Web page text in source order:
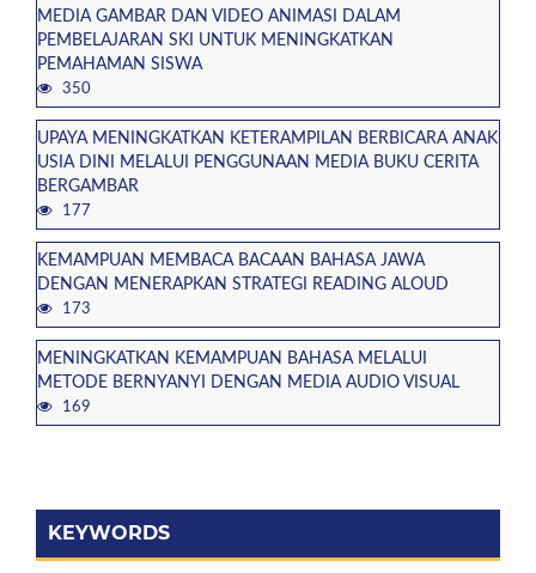
MEDIA GAMBAR DAN VIDEO ANIMASI DALAM
PEMBELAJARAN SKI UNTUK MENINGKATKAN
PEMAHAMAN SISWA
350
UPAYA MENINGKATKAN KETERAMPILAN BERBICARA ANAK
USIA DINI MELALUI PENGGUNAAN MEDIA BUKU CERITA
BERGAMBAR
177
KEMAMPUAN MEMBACA BACAAN BAHASA JAWA
DENGAN MENERAPKAN STRATEGI READING ALOUD
173
MENINGKATKAN KEMAMPUAN BAHASA MELALUI
METODE BERNYANYI DENGAN MEDIA AUDIO VISUAL
169
KEYWORDS